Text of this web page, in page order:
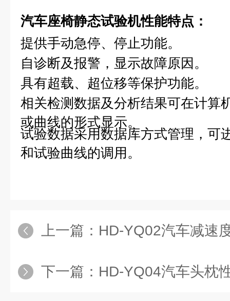
汽车座椅静态试验机性能特点：
提供手动急停、停止功能。
自诊断及报警，显示故障原因。
具有超载、超位移等保护功能。
相关检测数据及分析结果可在计算
或曲线的形式显示。
试验数据采用数据库方式管理，可
和试验曲线的调用。
上一篇： HD-YQ02汽车减速
下一篇： HD-YQ04汽车头枕